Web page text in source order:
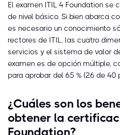
El examen ITIL 4 Foundation se
de nivel básico. Si bien abarca
es necesario un conocimiento
rectores de ITIL, las cuatro
servicios y el sistema de valor
examen es de opción múltiple,
para aprobar del 65 % (26 de 40
¿Cuáles son los
obtener la
Foundation?